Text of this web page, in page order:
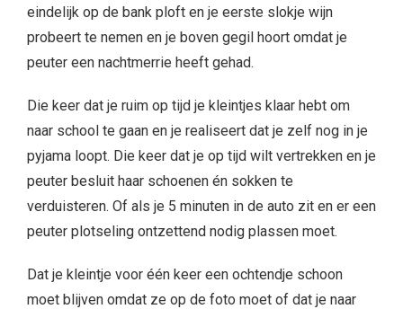
eindelijk op de bank ploft en je eerste slokje wijn
probeert te nemen en je boven gegil hoort omdat je
peuter een nachtmerrie heeft gehad.
Die keer dat je ruim op tijd je kleintjes klaar hebt om
naar school te gaan en je realiseert dat je zelf nog in je
pyjama loopt. Die keer dat je op tijd wilt vertrekken en je
peuter besluit haar schoenen én sokken te
verduisteren. Of als je 5 minuten in de auto zit en er een
peuter plotseling ontzettend nodig plassen moet.
Dat je kleintje voor één keer een ochtendje schoon
moet blijven omdat ze op de foto moet of dat je naar